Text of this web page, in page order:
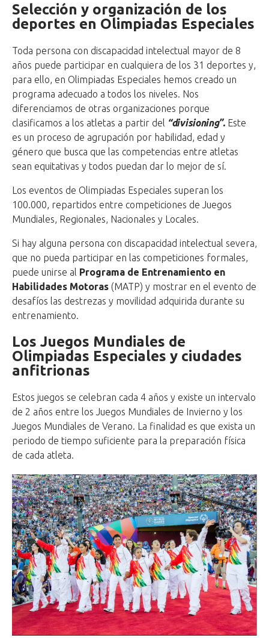
Selección y organización de los
deportes en Olimpiadas Especiales
Toda persona con discapacidad intelectual mayor de 8
años puede participar en cualquiera de los 31 deportes y,
para ello, en Olimpiadas Especiales hemos creado un
programa adecuado a todos los niveles. Nos
diferenciamos de otras organizaciones porque
clasificamos a los atletas a partir del “divisioning”.Este
es un proceso de agrupación por habilidad, edad y
género que busca que las competencias entre atletas
sean equitativas y todos puedan dar lo mejor de sí.
Los eventos de Olimpiadas Especiales superan los
100.000, repartidos entre competiciones de Juegos
Mundiales, Regionales, Nacionales y Locales.
Si hay alguna persona con discapacidad intelectual severa,
que no pueda participar en las competiciones formales,
puede unirse al Programa de Entrenamiento en
Habilidades Motoras (MATP) y mostrar en el evento de
desafíos las destrezas y movilidad adquirida durante su
entrenamiento.
Los Juegos Mundiales de
Olimpiadas Especiales y ciudades
anfitrionas
Estos juegos se celebran cada 4 años y existe un intervalo
de 2 años entre los Juegos Mundiales de Invierno y los
Juegos Mundiales de Verano. La finalidad es que exista un
periodo de tiempo suficiente para la preparación física
de cada atleta.